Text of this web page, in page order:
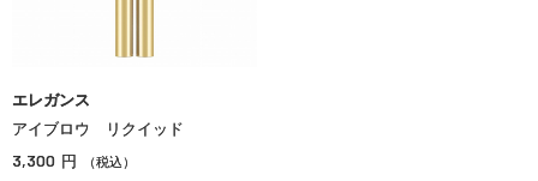
エレガンス
アイブロウ リクイッド
3,300 円 （税込）